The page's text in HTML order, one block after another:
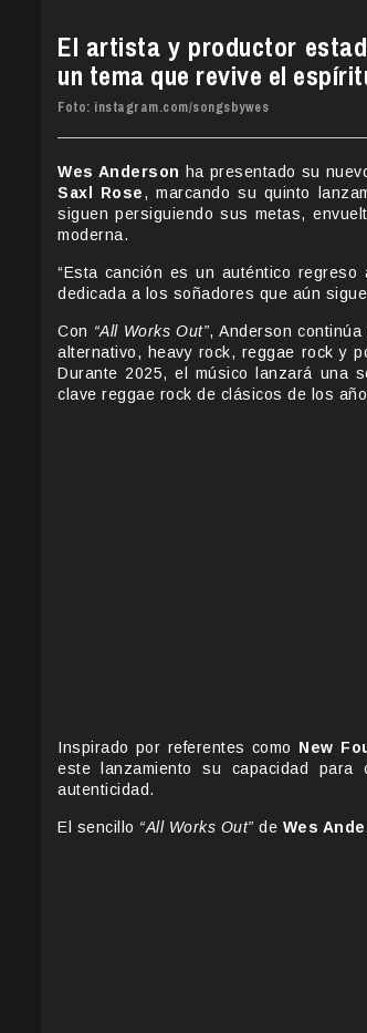
El artista y productor
un tema que revive el
Foto: instagram.com/songsbywes
Wes Anderson ha presentado su
Saxl Rose, marcando su quinto
siguen persiguiendo sus metas,
moderna.
“Esta canción es un auténtico
dedicada a los soñadores que aún
Con “All Works Out”, Anderson
alternativo, heavy rock, reggae rock y
Durante 2025, el músico lanzará una
clave reggae rock de clásicos de los
Inspirado por referentes como New
este lanzamiento su capacidad
autenticidad.
El sencillo “All Works Out” de Wes